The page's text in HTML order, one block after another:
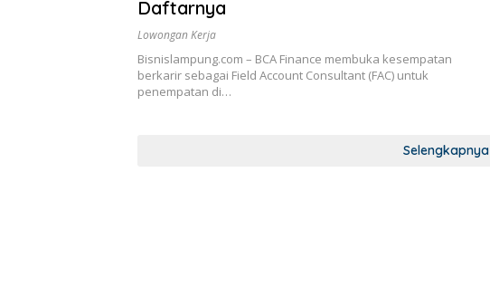
Daftarnya
Lowongan Kerja
Bisnislampung.com – BCA Finance membuka kesempatan
berkarir sebagai Field Account Consultant (FAC) untuk
penempatan di…
Selengkapnya